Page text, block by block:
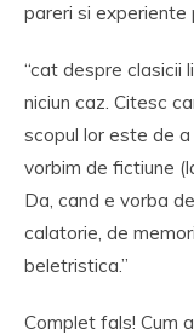
pareri si experiente
“cat despre clasicii
niciun caz. Citesc
scopul lor este de
vorbim de fictiune
Da, cand e vorba
calatorie, de
beletristica.”
Complet fals! Cum